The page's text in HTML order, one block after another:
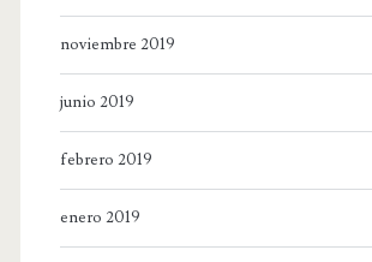
noviembre 2019
junio 2019
febrero 2019
enero 2019